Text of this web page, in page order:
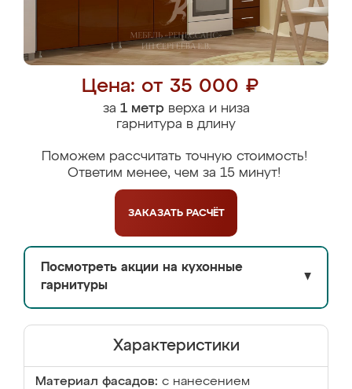
Цена: от 35 000 ₽
за 1 метрверха и низа
гарнитура в длину
Поможем рассчитать точную стоимость!
Ответим менее, чем за 15 минут!
ЗАКАЗАТЬ РАСЧЁТ
Посмотреть акции на кухонные
гарнитуры
▼
Характеристики
Материал фасадов: с нанесением